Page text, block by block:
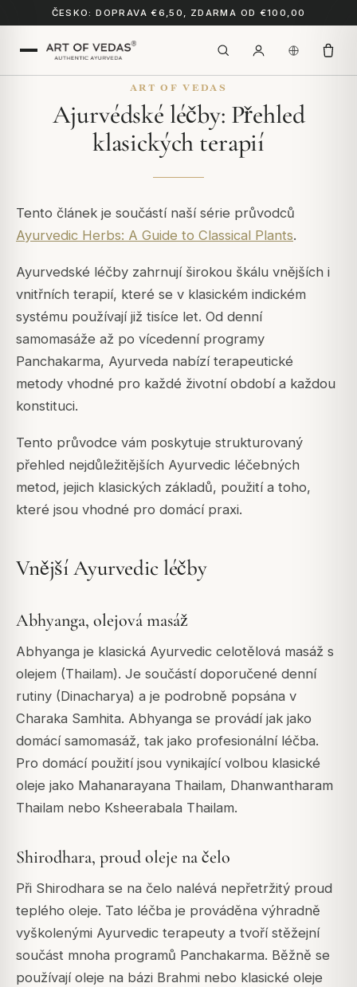
ČESKO: DOPRAVA €6,50, ZDARMA OD €100,00
ART OF VEDAS
Ajurvédské léčby: Přehled
klasických terapií
Tento článek je součástí naší série průvodců
Ayurvedic Herbs: A Guide to Classical Plants.
Ayurvedské léčby zahrnují širokou škálu vnějších i
vnitřních terapií, které se v klasickém indickém
systému používají již tisíce let. Od denní
samomasáže až po vícedenní programy
Panchakarma, Ayurveda nabízí terapeutické
metody vhodné pro každé životní období a každou
konstituci.
Tento průvodce vám poskytuje strukturovaný
přehled nejdůležitějších Ayurvedic léčebných
metod, jejich klasických základů, použití a toho,
které jsou vhodné pro domácí praxi.
Vnější Ayurvedic léčby
Abhyanga, olejová masáž
Abhyanga je klasická Ayurvedic celotělová masáž s
olejem (Thailam). Je součástí doporučené denní
rutiny (Dinacharya) a je podrobně popsána v
Charaka Samhita. Abhyanga se provádí jak jako
domácí samomasáž, tak jako profesionální léčba.
Pro domácí použití jsou vynikající volbou klasické
oleje jako Mahanarayana Thailam, Dhanwantharam
Thailam nebo Ksheerabala Thailam.
Shirodhara, proud oleje na čelo
Při Shirodhara se na čelo nalévá nepřetržitý proud
teplého oleje. Tato léčba je prováděna výhradně
vyškolenými Ayurvedic terapeuty a tvoří stěžejní
součást mnoha programů Panchakarma. Běžně se
používají oleje na bázi Brahmi nebo klasické oleje